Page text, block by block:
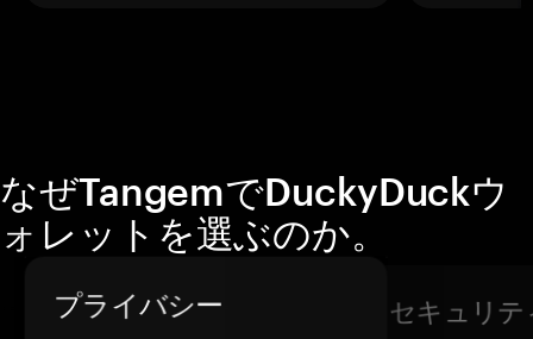
なぜTangemでDuckyDuckウ
ォレットを選ぶのか。
プライバシー セキュリテ